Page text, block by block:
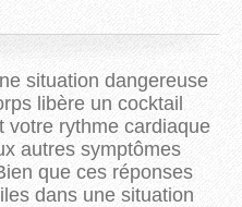
situation dangereuse
libère un cocktail
votre rythme cardiaque
autres symptômes
que ces réponses
dans une situation